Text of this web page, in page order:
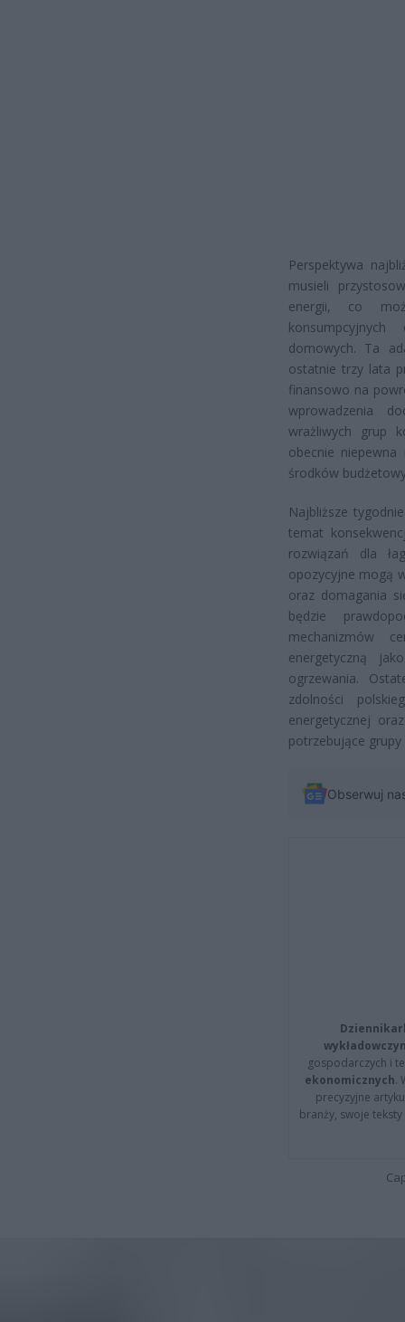
Perspektywa
musieli
energii, co
domowych. Ta
ostatnie trzy lata
finansowo na
wprowadzenia
wrażliwych grup
obecnie
środków
Najbliższe
temat
rozwiązań dla
opozycyjne mogą
oraz domagania
będzie
mechanizmów
energetyczną
ogrzewania.
zdolności
energetycznej
potrzebujące
Obserwuj
gospodarczych i
ekonomicznych.
precyzyjne
branży, swoje